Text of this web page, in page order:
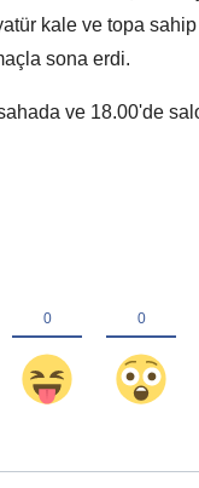
kale ve topa
sona erdi.
ve 18.00'de